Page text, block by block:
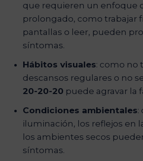
que requieren un enfoque
prolongado, como trabajar
pantallas o leer, pueden
síntomas.
Hábitos visuales: como no
descansos regulares o no
20-20-20 puede agravar la
Condiciones ambientales:
iluminación, los reflejos en
los ambientes secos
síntomas.